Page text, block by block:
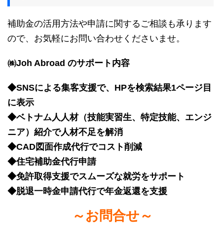
補助金の活用方法や申請に関するご相談も承ります
ので、お気軽にお問い合わせくださいませ。
㈱Joh Abroad のサポート内容
◆SNSによる集客支援で、HPを検索結果1ページ目
に表示
◆ベトナム人人材（技能実習生、特定技能、エンジ
ニア）紹介で人材不足を解消
◆CAD図面作成代行でコスト削減
◆住宅補助金代行申請
◆免許取得支援でスムーズな就労をサポート
◆脱退一時金申請代行で年金返還を支援
～お問合せ～